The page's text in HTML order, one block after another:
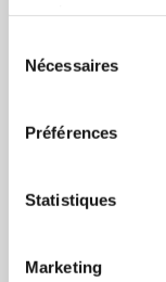
Nécessaires
Préférences
Statistiques
Marketing